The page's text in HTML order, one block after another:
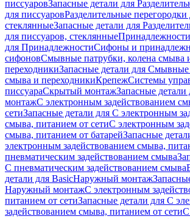
писсуаровЗапасные детали для
для писсуаровРазделительные перегородки
стеклянныеЗапасные детали для
для писсуаров, стеклянныеПринадлежности
для ПринадлежностиСифоны и
сифоновСмывные патрубки, колена смыва
переходникиЗапасные детали для Смывные
смыва и переходникиКрепежСистемы
писсуараСкрытый монтажЗапасные
монтажС электронным задействованием
сетиЗапасные детали для С электронным
смыва, питанием от сетиС электронным
смыва, питанием от батарейЗапасные
электронным задействованием смыва,
пневматическим задействованием смыва
С пневматическим задействованием смыва
детали для BasicНаружный монтаж
Наружный монтажС электронным
питанием от сетиЗапасные детали для С
задействованием смыва, питанием от сетиС